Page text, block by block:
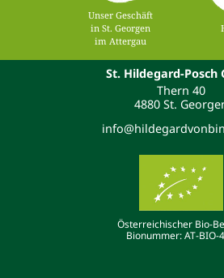
Unser Geschäft
in St. Georgen
im Attergau
St. Hildegard-Posch
Thern 40
4880 St.
Österreichischer Bio-
Bionummer: AT-BIO-